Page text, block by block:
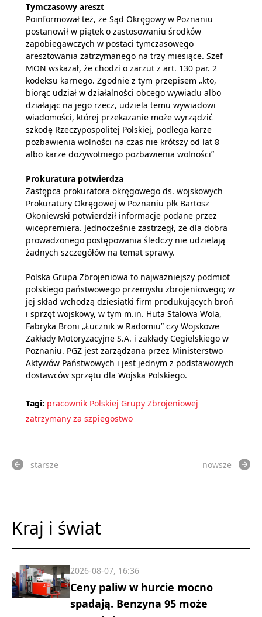
Tymczasowy areszt
Poinformował też, że Sąd Okręgowy w Poznaniu
postanowił w piątek o zastosowaniu środków
zapobiegawczych w postaci tymczasowego
aresztowania zatrzymanego na trzy miesiące. Szef
MON wskazał, że chodzi o zarzut z art. 130 par. 2
kodeksu karnego. Zgodnie z tym przepisem „kto,
biorąc udział w działalności obcego wywiadu albo
działając na jego rzecz, udziela temu wywiadowi
wiadomości, której przekazanie może wyrządzić
szkodę Rzeczypospolitej Polskiej, podlega karze
pozbawienia wolności na czas nie krótszy od lat 8
albo karze dożywotniego pozbawienia wolności”
Prokuratura potwierdza
Zastępca prokuratora okręgowego ds. wojskowych
Prokuratury Okręgowej w Poznaniu płk Bartosz
Okoniewski potwierdził informacje podane przez
wicepremiera. Jednocześnie zastrzegł, że dla dobra
prowadzonego postępowania śledczy nie udzielają
żadnych szczegółów na temat sprawy.
Polska Grupa Zbrojeniowa to najważniejszy podmiot
polskiego państwowego przemysłu zbrojeniowego; w
jej skład wchodzą dziesiątki firm produkujących broń
i sprzęt wojskowy, w tym m.in. Huta Stalowa Wola,
Fabryka Broni „Łucznik w Radomiu” czy Wojskowe
Zakłady Motoryzacyjne S.A. i zakłady Cegielskiego w
Poznaniu. PGZ jest zarządzana przez Ministerstwo
Aktywów Państwowych i jest jednym z podstawowych
dostawców sprzętu dla Wojska Polskiego.
Tagi: pracownik Polskiej Grupy Zbrojeniowej
zatrzymany za szpiegostwo
starsze nowsze
Kraj i świat
Ceny paliw w hurcie mocno
spadają. Benzyna 95 może
2026-08-07, 16:36